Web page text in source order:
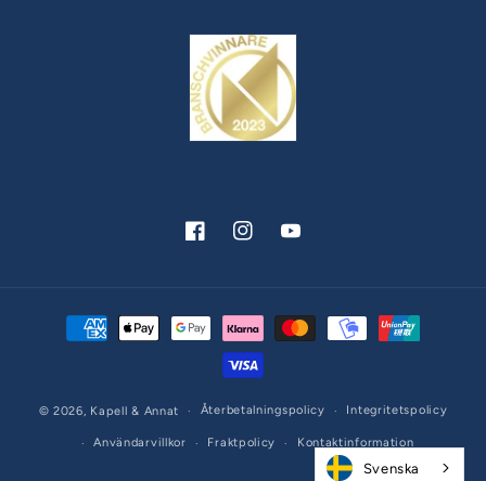
FacebookInstagramYouTube
Betalningsmetoder
© 2026, Kapell & Annat Återbetalningspolicy Integritetspolicy
Användarvillkor Fraktpolicy Kontaktinformation
Svenska